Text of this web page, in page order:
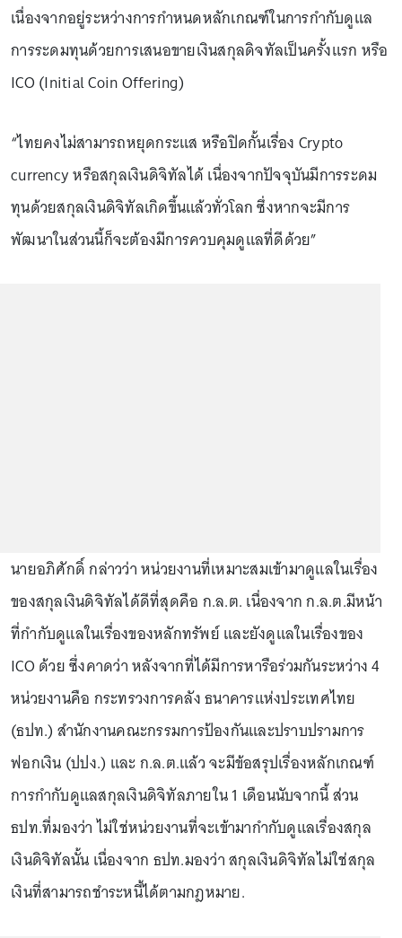
เนื่องจากอยู่ระหว่างการกำหนดหลักเกณฑ์ในการกำกับดูแล
การระดมทุนด้วยการเสนอขายเงินสกุลดิจทัลเป็นครั้งแรก หรือ
ICO (Initial Coin Offering)
“ไทยคงไม่สามารถหยุดกระแส หรือปิดกั้นเรื่อง Crypto
currency หรือสกุลเงินดิจิทัลได้ เนื่องจากปัจจุบันมีการระดม
ทุนด้วยสกุลเงินดิจิทัลเกิดขึ้นแล้วทั่วโลก ซึ่งหากจะมีการ
พัฒนาในส่วนนี้ก็จะต้องมีการควบคุมดูแลที่ดีด้วย”
นายอภิศักดิ์ กล่าวว่า หน่วยงานที่เหมาะสมเข้ามาดูแลในเรื่อง
ของสกุลเงินดิจิทัลได้ดีที่สุดคือ ก.ล.ต. เนื่องจาก ก.ล.ต.มีหน้า
ที่กำกับดูแลในเรื่องของหลักทรัพย์ และยังดูแลในเรื่องของ
ICO ด้วย ซึ่งคาดว่า หลังจากที่ได้มีการหารือร่วมกันระหว่าง 4
หน่วยงานคือ กระทรวงการคลัง ธนาคารแห่งประเทศไทย
(ธปท.) สำนักงานคณะกรรมการป้องกันและปราบปรามการ
ฟอกเงิน (ปปง.) และ ก.ล.ต.แล้ว จะมีข้อสรุปเรื่องหลักเกณฑ์
การกำกับดูแลสกุลเงินดิจิทัลภายใน 1 เดือนนับจากนี้ ส่วน
ธปท.ที่มองว่า ไม่ใช่หน่วยงานที่จะเข้ามากำกับดูแลเรื่องสกุล
เงินดิจิทัลนั้น เนื่องจาก ธปท.มองว่า สกุลเงินดิจิทัลไม่ใช่สกุล
เงินที่สามารถชำระหนี้ได้ตามกฎหมาย.